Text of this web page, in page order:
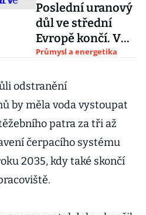
Poslední uranový
důl ve střední
Evropě končí. V
Rožné se těžilo 60
Průmysl a energetika
odstranění
by měla voda vystoupat
patra za tři až
čerpacího systému
2035, kdy také skončí